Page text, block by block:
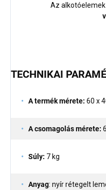
Az alkotóelemek
TECHNIKAI
A termék mérete: 60 x
A csomagolás mérete:
Súly: 7 kg
Anyag: nyír rétegelt